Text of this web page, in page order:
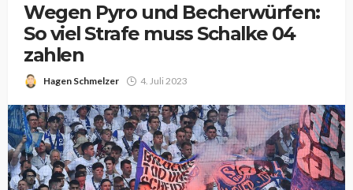
Wegen Pyro und Becherwürfen:
So viel Strafe muss Schalke 04
zahlen
Hagen Schmelzer 4. Juli 2023